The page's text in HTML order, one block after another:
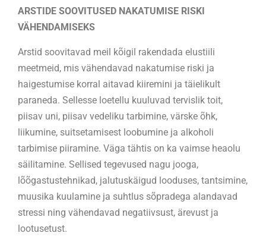
ARSTIDE SOOVITUSED NAKATUMISE RISKI
VÄHENDAMISEKS
Arstid soovitavad meil kõigil rakendada elustiili
meetmeid, mis vähendavad nakatumise riski ja
haigestumise korral aitavad kiiremini ja täielikult
paraneda. Sellesse loetellu kuuluvad tervislik toit,
piisav uni, piisav vedeliku tarbimine, värske õhk,
liikumine, suitsetamisest loobumine ja alkoholi
tarbimise piiramine. Väga tähtis on ka vaimse heaolu
säilitamine. Sellised tegevused nagu jooga,
lõõgastustehnikad, jalutuskäigud looduses, tantsimine,
muusika kuulamine ja suhtlus sõpradega alandavad
stressi ning vähendavad negatiivsust, ärevust ja
lootusetust.